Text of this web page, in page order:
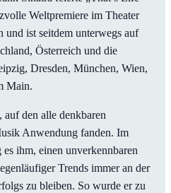
Weltpremiere im Theater
und ist seitdem unterwegs auf
Österreich und die
Dresden, München, Wien,
Main.
den alle denkbaren
Anwendung fanden. Im
ihm, einen unverkennbaren
Trends immer an der
zu bleiben. So wurde er zu